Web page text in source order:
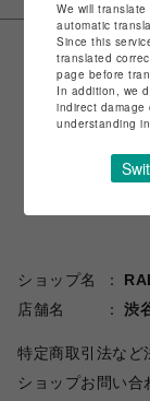
ショップ名
店舗名
渋
特定商取引法など
ショップお問い合
We will
automatic
Since this
translated
page before
In addition, we
indirect
understanding